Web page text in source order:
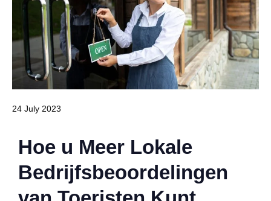
24 July 2023
Hoe u Meer Lokale
Bedrijfsbeoordelingen